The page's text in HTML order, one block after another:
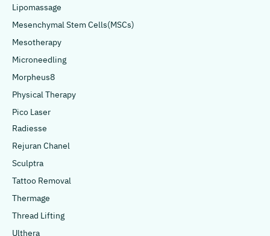
Lipomassage
Mesenchymal Stem Cells(MSCs)
Mesotherapy
Microneedling
Morpheus8
Physical Therapy
Pico Laser
Radiesse
Rejuran Chanel
Sculptra
Tattoo Removal
Thermage
Thread Lifting